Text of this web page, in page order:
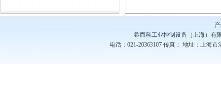
希而科工业控制设备（上海）有
电话：021-20363107 传真： 地址：上海市